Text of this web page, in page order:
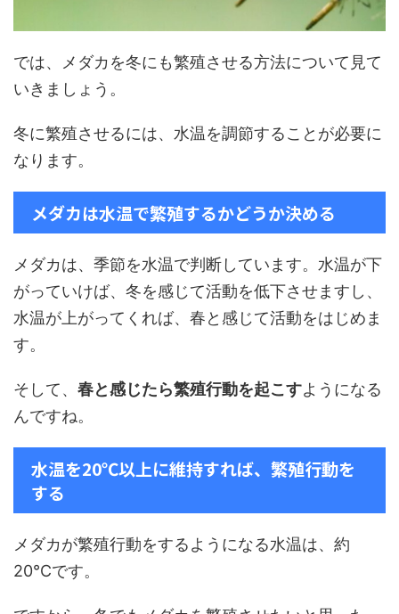
では、メダカを冬にも繁殖させる方法について見て
いきましょう。
冬に繁殖させるには、水温を調節することが必要に
なります。
メダカは水温で繁殖するかどうか決める
メダカは、季節を水温で判断しています。水温が下
がっていけば、冬を感じて活動を低下させますし、
水温が上がってくれば、春と感じて活動をはじめま
す。
そして、 春と感じたら繁殖行動を起こすようになる
んですね。
水温を20℃以上に維持すれば、繁殖行動を
する
メダカが繁殖行動をするようになる水温は、約
20℃です。